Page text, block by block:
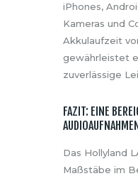
iPhones,
Kameras und
Akkulaufzeit
gewährleistet
zuverlässige
FAZIT: EINE
AUDIOAUFNAHMEN
Das Hollyland
Maßstäbe im